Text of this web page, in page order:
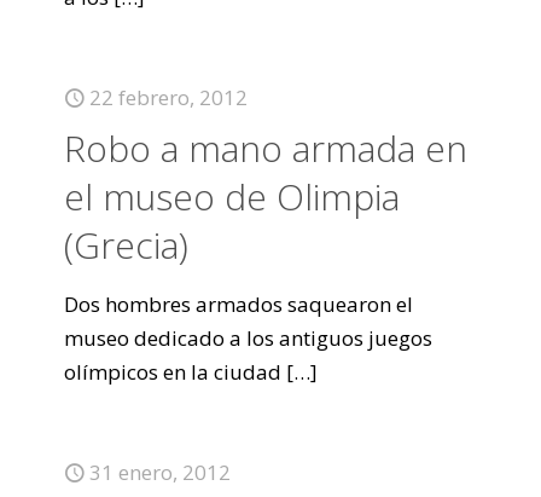
22 febrero, 2012
Robo a mano armada en
el museo de Olimpia
(Grecia)
Dos hombres armados saquearon el
museo dedicado a los antiguos juegos
olímpicos en la ciudad […]
31 enero, 2012